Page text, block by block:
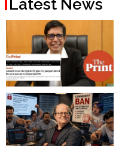
Latest News